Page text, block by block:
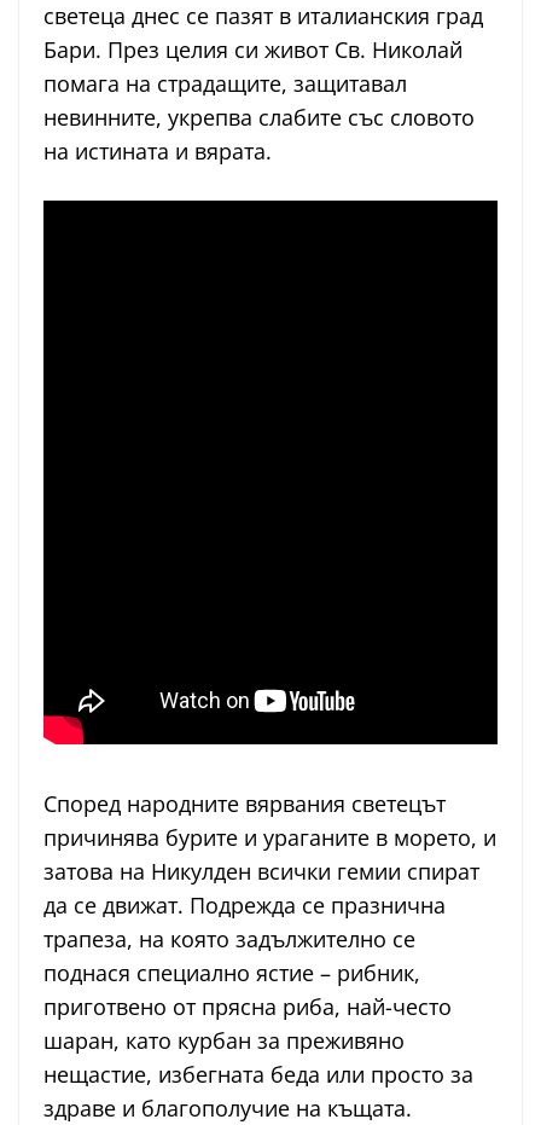
светеца днес се пазят в италианския град
Бари. През целия си живот Св. Николай
помага на страдащите, защитавал
невинните, укрепва слабите със словото
на истината и вярата.
Според народните вярвания светецът
причинява бурите и ураганите в морето, и
затова на Никулден всички гемии спират
да се движат. Подрежда се празнична
трапеза, на която задължително се
поднася специално ястие – рибник,
приготвено от прясна риба, най-често
шаран, като курбан за преживяно
нещастие, избегната беда или просто за
здраве и благополучие на къщата.